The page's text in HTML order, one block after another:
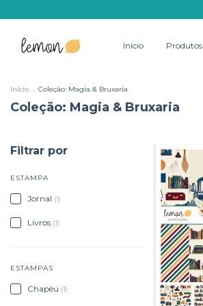
Início Produtos
Início . Coleção: Magia & Bruxaria
Coleção: Magia & Bruxaria
Filtrar por
ESTAMPA
Jornal (1)
Livros (1)
ESTAMPAS
Chapéu (1)